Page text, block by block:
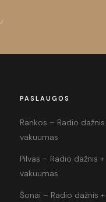
PASLAUGOS
Rankos – Radio dažnis
vakuumas
Pilvas – Radio dažnis +
vakuumas
Šonai – Radio dažnis +